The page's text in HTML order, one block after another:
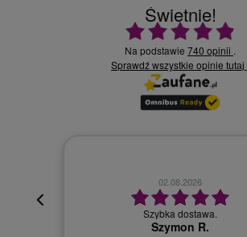
Świetnie!
Ocena średnia 4.9 na 5
Na podstawie 740 opinii .
Sprawdź wszystkie opinie tutaj
02.08.2026
Szybka dostawa.
Szymon R.